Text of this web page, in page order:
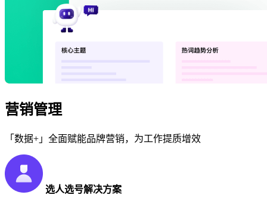
营销管理
「数据+」全面赋能品牌营销，为工作提质增效
选人选号解决方案